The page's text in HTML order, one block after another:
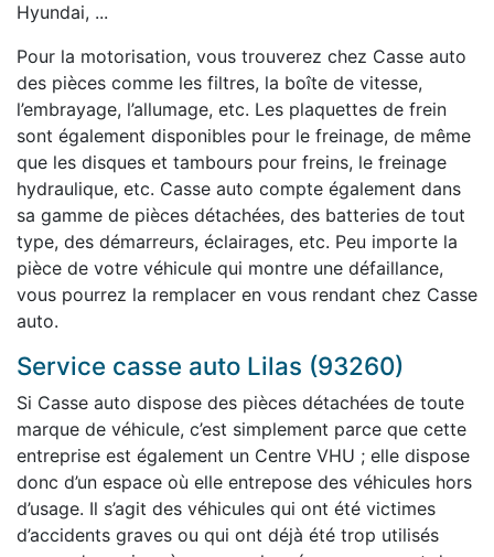
Hyundai, ...
Pour la motorisation, vous trouverez chez Casse auto
des pièces comme les filtres, la boîte de vitesse,
l’embrayage, l’allumage, etc. Les plaquettes de frein
sont également disponibles pour le freinage, de même
que les disques et tambours pour freins, le freinage
hydraulique, etc. Casse auto compte également dans
sa gamme de pièces détachées, des batteries de tout
type, des démarreurs, éclairages, etc. Peu importe la
pièce de votre véhicule qui montre une défaillance,
vous pourrez la remplacer en vous rendant chez Casse
auto.
Service casse auto Lilas (93260)
Si Casse auto dispose des pièces détachées de toute
marque de véhicule, c’est simplement parce que cette
entreprise est également un Centre VHU ; elle dispose
donc d’un espace où elle entrepose des véhicules hors
d’usage. Il s’agit des véhicules qui ont été victimes
d’accidents graves ou qui ont déjà été trop utilisés